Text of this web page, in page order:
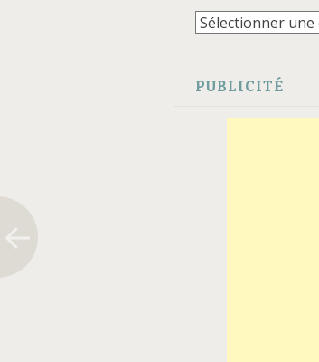
Catégories
PUBLICITÉ